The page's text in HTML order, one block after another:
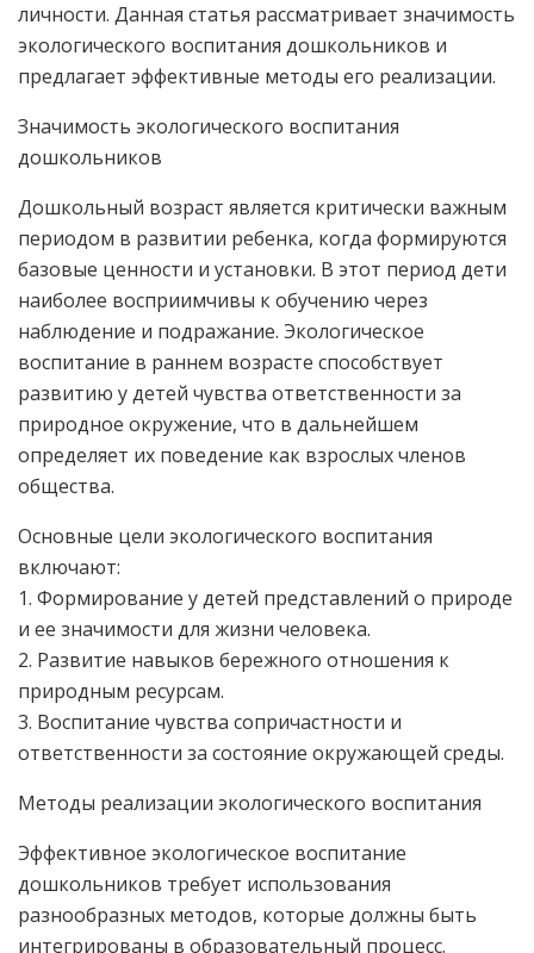
личности. Данная статья рассматривает значимость
экологического воспитания дошкольников и
предлагает эффективные методы его реализации.
Значимость экологического воспитания
дошкольников
Дошкольный возраст является критически важным
периодом в развитии ребенка, когда формируются
базовые ценности и установки. В этот период дети
наиболее восприимчивы к обучению через
наблюдение и подражание. Экологическое
воспитание в раннем возрасте способствует
развитию у детей чувства ответственности за
природное окружение, что в дальнейшем
определяет их поведение как взрослых членов
общества.
Основные цели экологического воспитания
включают:
1. Формирование у детей представлений о природе
и ее значимости для жизни человека.
2. Развитие навыков бережного отношения к
природным ресурсам.
3. Воспитание чувства сопричастности и
ответственности за состояние окружающей среды.
Методы реализации экологического воспитания
Эффективное экологическое воспитание
дошкольников требует использования
разнообразных методов, которые должны быть
интегрированы в образовательный процесс.